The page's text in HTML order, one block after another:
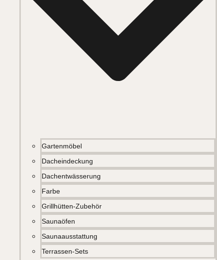
Gartenmöbel
Dacheindeckung
Dachentwässerung
Farbe
Grillhütten-Zubehör
Saunaöfen
Saunaausstattung
Terrassen-Sets